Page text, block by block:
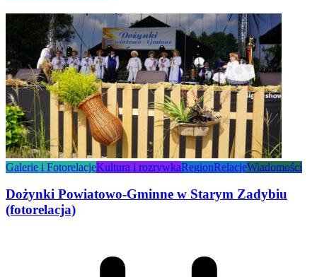
Galerie i FotorelacjeKultura i rozrywkaRegionRelacjeWiadomości
Dożynki Powiatowo-Gminne w Starym Zadybiu
(fotorelacja)